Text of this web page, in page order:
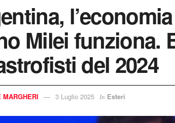
Milei funziona.
del 2024
MARGHERI 3 Luglio 2025 In Esteri